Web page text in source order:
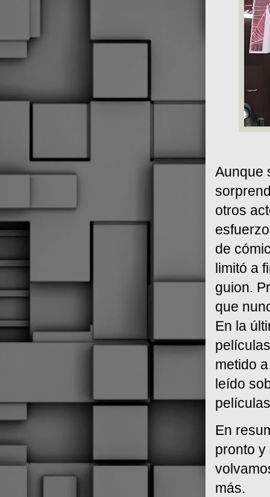
Aunque
otros
de
limitó a
guion.
que
En la
metido
leído
En
pronto y
más.